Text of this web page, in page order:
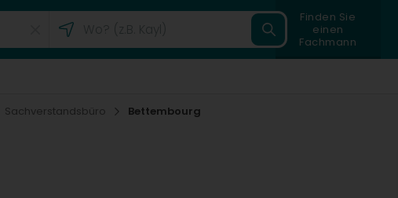
Finden Sie
einen
Fachmann
Sachverstandsbüro Bettembourg